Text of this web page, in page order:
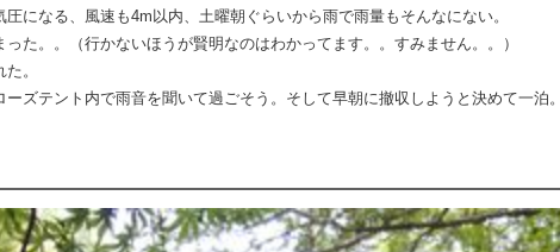
になる、風速も4m以内、土曜朝ぐらいから雨で雨量もそんなにない。
た。。（行かないほうが賢明なのはわかってます。。すみません。。）
。
ズテント内で雨音を聞いて過ごそう。そして早朝に撤収しようと決めて一泊